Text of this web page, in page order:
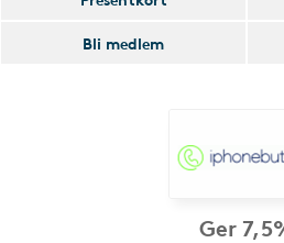
Bli medlem
Ger